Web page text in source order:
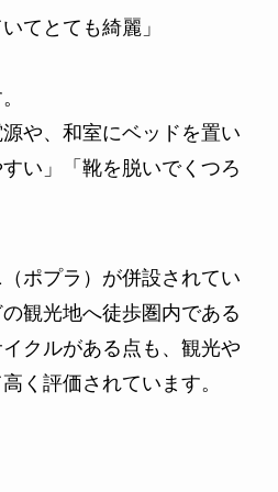
てとても綺麗」
や、和室にベッドを置い
い」「靴を脱いでくつろ
ポプラ）が併設されてい
観光地へ徒歩圏内である
クルがある点も、観光や
く評価されています。